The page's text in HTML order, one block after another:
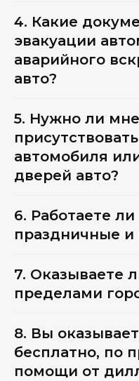
4. Какие
эвакуации
аварийного
авто?
5. Нужно ли мне
автомобиля
дверей авто?
6. Работаете
праздничные
7. Оказываете
пределами
8. Вы
бесплатно, по
помощи от